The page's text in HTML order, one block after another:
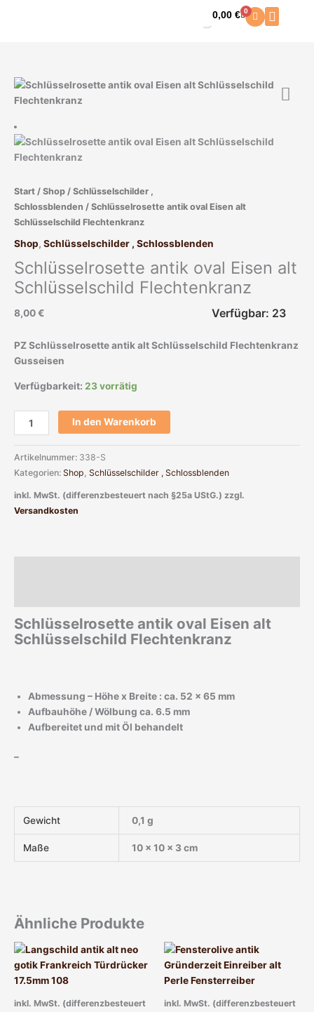
0,00€ 0
Warenkorb
Start / Shop / Schlüsselschilder ,
Schlossblenden / Schlüsselrosette antik oval Eisen alt
Schlüsselschild Flechtenkranz
Shop, Schlüsselschilder , Schlossblenden
Schlüsselrosette antik oval Eisen alt
Schlüsselschild Flechtenkranz
8,00€ Verfügbar: 23
PZ Schlüsselrosette antik alt Schlüsselschild Flechtenkranz
Gusseisen
Verfügbarkeit: 23 vorrätig
Schlüsselrosette
antik
Eisen
alt
Schlüsselschild
Menge
In den Warenkorb
Artikelnummer: 338-S
Kategorien: Shop Schlüsselschilder , Schlossblenden
inkl. MwSt. (differenzbesteuert nach §25a UStG.) zzgl.
Versandkosten
Schlüsselrosette antik oval Eisen alt
Schlüsselschild Flechtenkranz
Abmessung – Höhe x Breite : ca. 52 x 65 mm
Aufbauhöhe / Wölbung ca. 6.5 mm
Aufbereitet und mit Öl behandelt
–
Gewicht 0,1 g
Maße 10 × 10 × 3 cm
Ähnliche Produkte
inkl. MwSt. (differenzbesteuert
inkl. MwSt. (differenzbesteuert